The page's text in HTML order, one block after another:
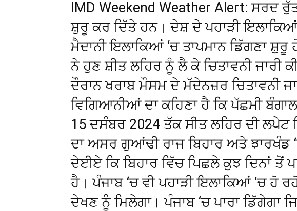
IMD Weekend Weather Alert: ਸਰਦ
ਸ਼ੁਰੂ ਕਰ ਦਿੱਤੇ ਹਨ। ਦੇਸ਼ ਦੇ ਪਹਾੜੀ ਇਲਾਕਿਆਂ
ਮੈਦਾਨੀ ਇਲਾਕਿਆਂ ‘ਚ ਤਾਪਮਾਨ ਡਿੱਗਣਾ
ਨੇ ਹੁਣ ਸ਼ੀਤ ਲਹਿਰ ਨੂੰ ਲੈ ਕੇ ਚਿਤਾਵਨੀ ਜਾਰੀ
ਦੌਰਾਨ ਖਰਾਬ ਮੌਸਮ ਦੇ ਮੱਦੇਨਜ਼ਰ ਚਿਤਾਵਨੀ
ਵਿਗਿਆਨੀਆਂ ਦਾ ਕਹਿਣਾ ਹੈ ਕਿ ਪੱਛਮੀ
15 ਦਸੰਬਰ 2024 ਤੱਕ ਸੀਤ ਲਹਿਰ ਦੀ
ਦਾ ਅਸਰ ਗੁਆਂਢੀ ਰਾਜ ਬਿਹਾਰ ਅਤੇ ਝਾਰਖੰਡ
ਦੇਈਏ ਕਿ ਬਿਹਾਰ ਵਿੱਚ ਪਿਛਲੇ ਕੁਝ ਦਿਨਾਂ ਤੋਂ
ਹੈ। ਪੰਜਾਬ ‘ਚ ਵੀ ਪਹਾੜੀ ਇਲਾਕਿਆਂ ‘ਚ ਹੋ
ਦੇਖਣ ਨੂੰ ਮਿਲੇਗਾ। ਪੰਜਾਬ ‘ਚ ਪਾਰਾ ਡਿੱਗੇਗਾ